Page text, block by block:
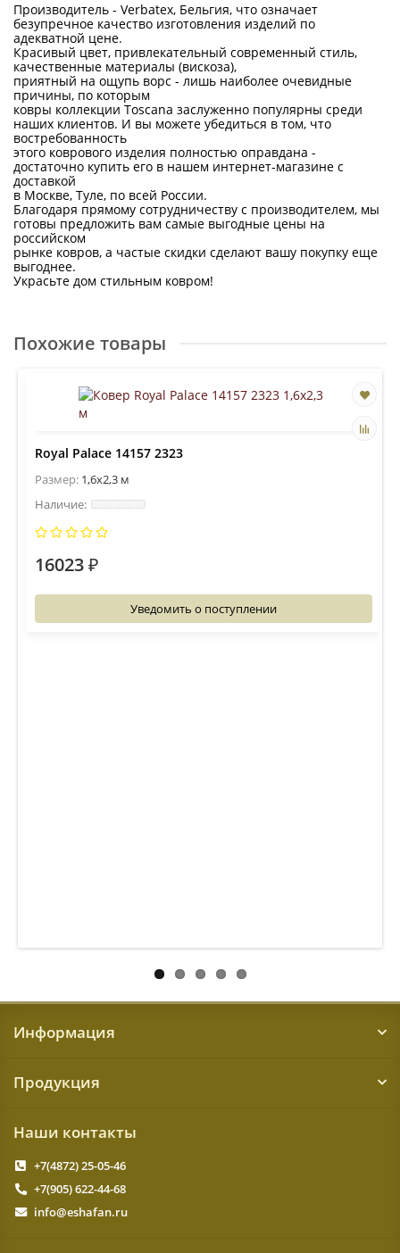
Производитель - Verbatex, Бельгия, что означает
безупречное качество изготовления изделий по
адекватной цене.
Красивый цвет, привлекательный современный стиль,
качественные материалы (вискоза),
приятный на ощупь ворс - лишь наиболее очевидные
причины, по которым
ковры коллекции Toscana заслуженно популярны среди
наших клиентов. И вы можете убедиться в том, что
востребованность
этого коврового изделия полностью оправдана -
достаточно купить его в нашем интернет-магазине с
доставкой
в Москве, Туле, по всей России.
Благодаря прямому сотрудничеству с производителем, мы
готовы предложить вам самые выгодные цены на
российском
рынке ковров, а частые скидки сделают вашу покупку еще
выгоднее.
Украсьте дом стильным ковром!
Похожие товары
Royal Palace 14157 2323
Размер: 1,6x2,3 м
16023 ₽
Уведомить о поступлении
Информация
Продукция
Наши контакты
+7(4872) 25-05-46
+7(905) 622-44-68
info@eshafan.ru